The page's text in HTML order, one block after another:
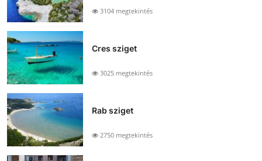
3104 megtekintés
Cres sziget
3025 megtekintés
Rab sziget
2750 megtekintés